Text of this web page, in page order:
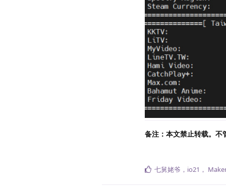
备注：本文禁止转载。不
七舅姥爷 ， io21 ，